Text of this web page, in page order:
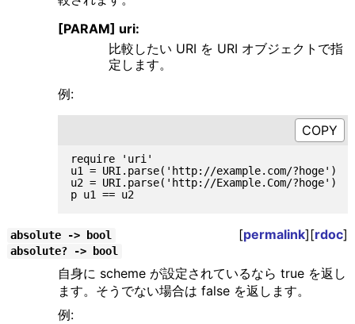
[PARAM] uri:
比較したい URI を URI オブジェクトで指
定します。
例:
require 'uri'
u1 = URI.parse('http://example.com/?hoge')
u2 = URI.parse('http://Example.Com/?hoge')
absolute -> bool [permalink][rdoc]
absolute? -> bool
自身に scheme が設定されているなら true を返し
ます。そうでない場合は false を返します。
例: